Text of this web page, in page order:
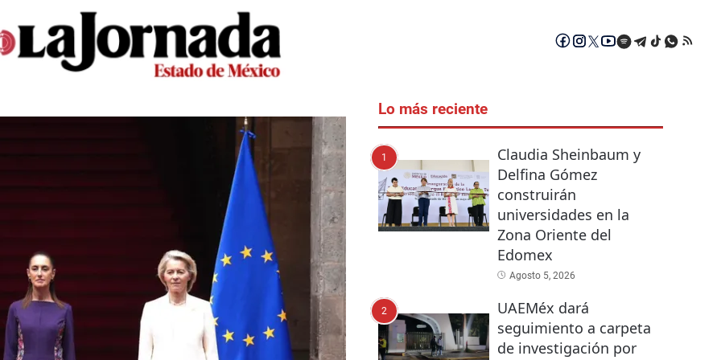
Lo más reciente
1
Claudia Sheinbaum y
Delfina Gómez
construirán
universidades en la
Zona Oriente del
Edomex
Agosto 5, 2026
2
UAEMéx dará
seguimiento a carpeta
de investigación por